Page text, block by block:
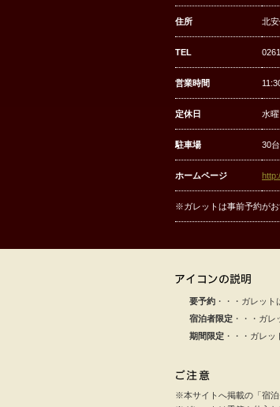
住所 北
TEL
営業時間
定休日 水曜
駐車場 30台
ホームページ
※ガレットは事前予約が
要予約 ・・・ガレッ
宿泊者限定 ・・・ガ
期間限定 ・・・ガレ
※本サイトへ掲載の「宿泊